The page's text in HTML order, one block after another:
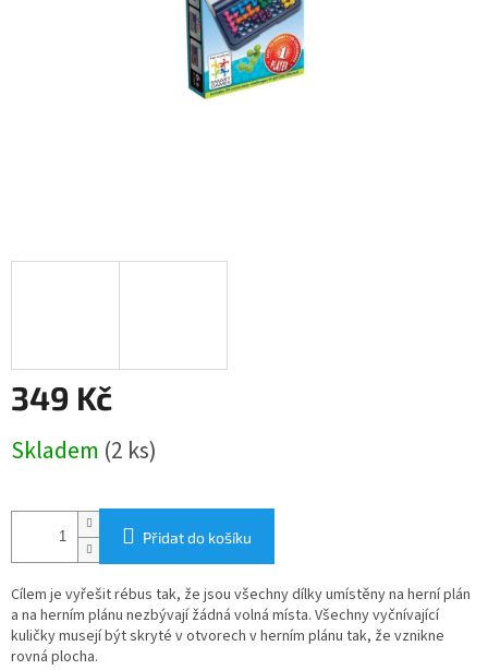
349 Kč
cena:
Skladem (2 ks)
Přidat do košíku
Cílem je vyřešit rébus tak, že jsou všechny dílky umístěny na herní plán
a na herním plánu nezbývají žádná volná místa. Všechny vyčnívající
kuličky musejí být skryté v otvorech v herním plánu tak, že vznikne
rovná plocha.